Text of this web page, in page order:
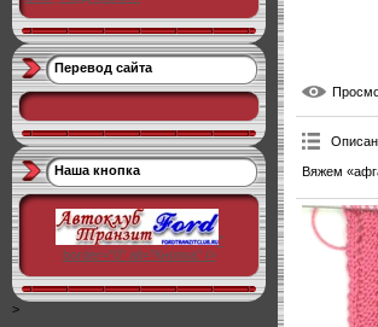
Перевод сайта
Наша кнопка
"
border="0" alt="Кнопка" />
>
Вяжем